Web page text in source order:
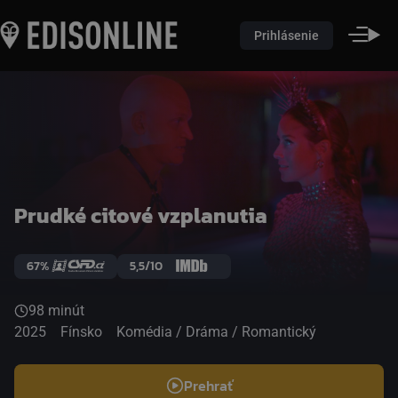
Prihlásenie
Prudké citové vzplanutia
67% 5,5/10
98 minút
2025
Fínsko Komédia / Dráma / Romantický
Prehrať